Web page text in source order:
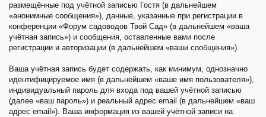
размещённые под учётной записью Гостя (в дальнейшем
«анонимные сообщения»), данные, указанные при регистрации в
конференции «Форум садоводов Твой Сад» (в дальнейшем «ваша
учётная запись») и сообщения, оставленные вами после
регистрации и авторизации (в дальнейшем «ваши сообщения»).
Ваша учётная запись будет содержать, как минимум, однозначно
идентифицируемое имя (в дальнейшем «ваше имя пользователя»),
индивидуальный пароль для входа под вашей учётной записью
(далее «ваш пароль») и реальный адрес email (в дальнейшем «ваш
адрес email»). Ваша информация из вашей учётной записи на